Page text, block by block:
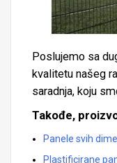
Poslujemo sa
kvalitetu našeg
saradnja, koju
Takođe,
Panele svih
Plastificirane